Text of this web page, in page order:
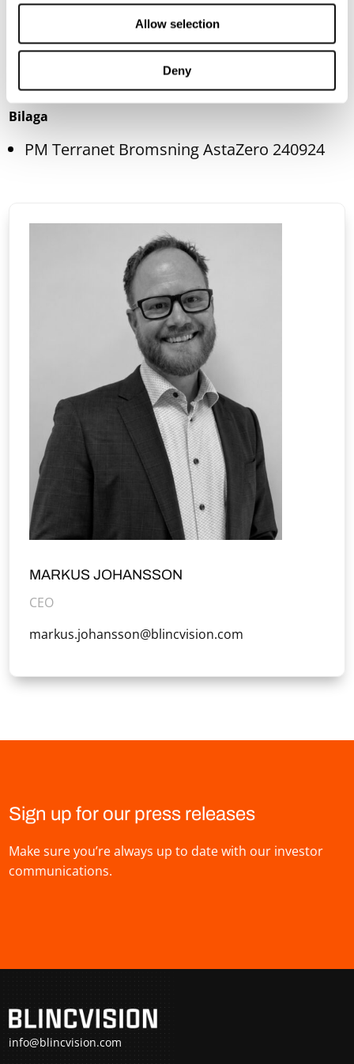
Allow selection
Deny
Bilaga
PM Terranet Bromsning AstaZero 240924
MARKUS JOHANSSON
CEO
markus.johansson@blincvision.com
Sign up for our press releases
Make sure you’re always up to date with our investor
communications.
info@blincvision.com